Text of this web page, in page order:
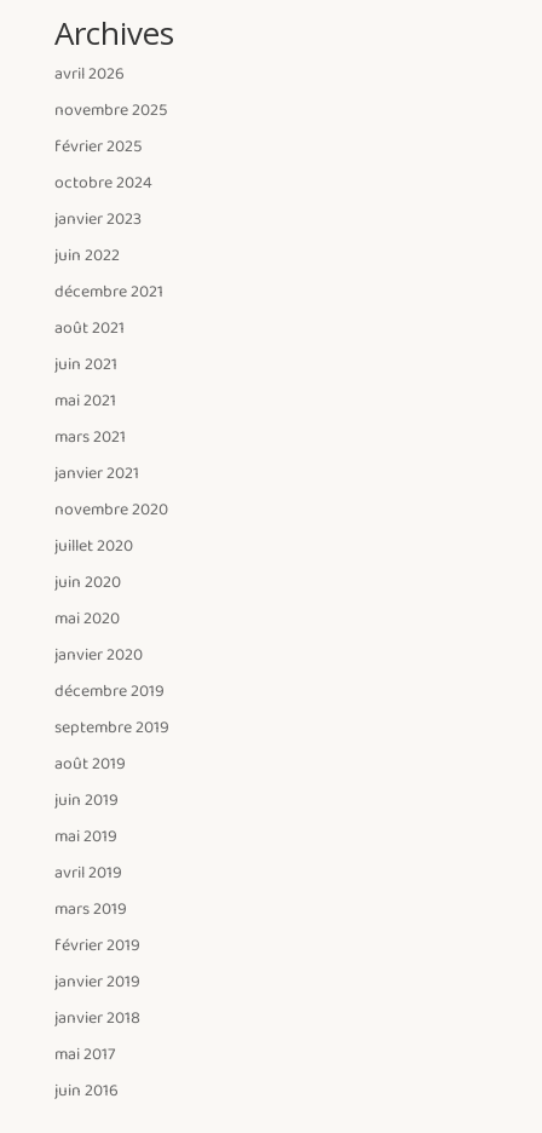
Archives
avril 2026
novembre 2025
février 2025
octobre 2024
janvier 2023
juin 2022
décembre 2021
août 2021
juin 2021
mai 2021
mars 2021
janvier 2021
novembre 2020
juillet 2020
juin 2020
mai 2020
janvier 2020
décembre 2019
septembre 2019
août 2019
juin 2019
mai 2019
avril 2019
mars 2019
février 2019
janvier 2019
janvier 2018
mai 2017
juin 2016